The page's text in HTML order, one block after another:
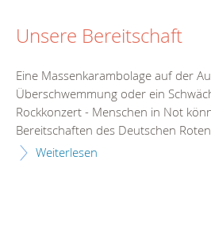
Unsere Bereitschaft
Eine Massenkarambolage auf der
Überschwemmung oder ein
Rockkonzert - Menschen in Not
Bereitschaften des Deutschen Roten
Weiterlesen